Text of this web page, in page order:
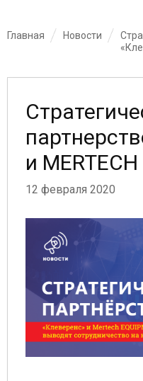
Главная Новости
и
12 февраля 2020